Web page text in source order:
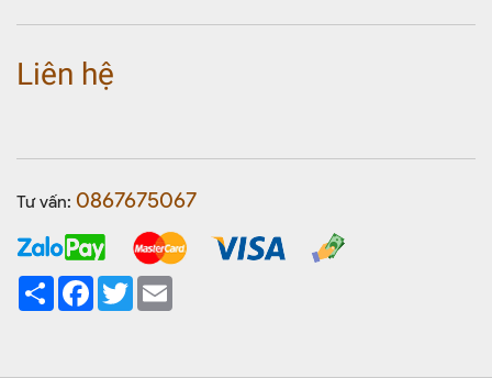
Liên hệ
Tư vấn: 0867675067
Share Facebook
Twitter